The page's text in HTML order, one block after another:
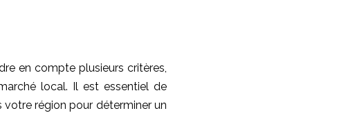
en compte plusieurs critères,
local. Il est essentiel de
région pour déterminer un